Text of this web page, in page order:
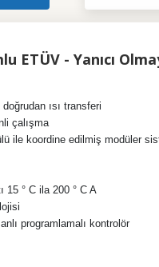
ETÜV - Yanıcı
ısı transferi
çalışma
ile koordine edilmiş modüler
15 ° C ila 200 ° C A
programlamalı kontrolör